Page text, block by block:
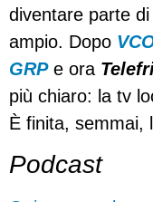
diventare parte
ampio. Dopo
GRP e ora
più chiaro: la tv
È finita, semmai,
Podcast